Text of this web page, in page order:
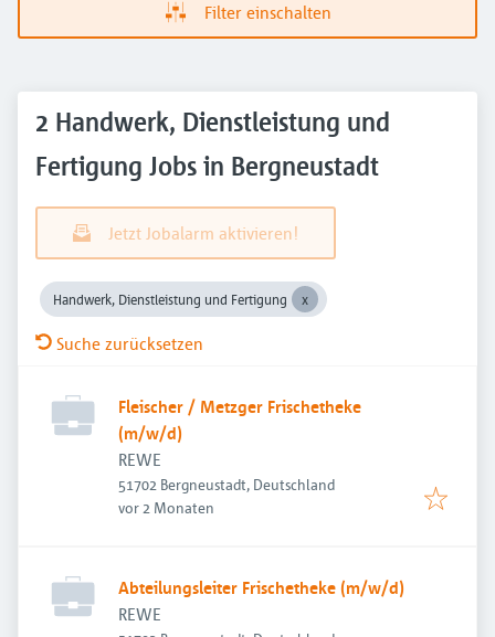
Filter einschalten
2 Handwerk, Dienstleistung und
Fertigung Jobs in Bergneustadt
Jetzt Jobalarm aktivieren!
Handwerk, Dienstleistung und Fertigung
Suche zurücksetzen
Fleischer / Metzger Frischetheke
(m/w/d)
REWE
51702 Bergneustadt, Deutschland
Veröffentlicht:
vor 2 Monaten
Abteilungsleiter Frischetheke (m/w/d)
REWE